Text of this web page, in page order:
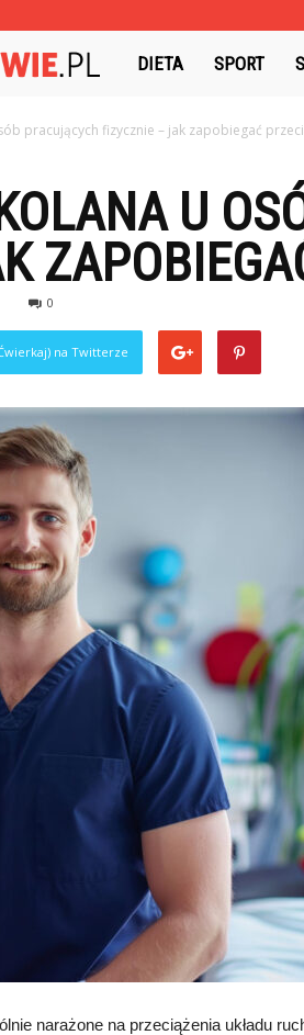
PrywatneZdrowie.pl
DIETA SPORT
pracujących fizycznie – jak zapobiegać
U
0
na Twitterze
narażone na przeciążenia układu